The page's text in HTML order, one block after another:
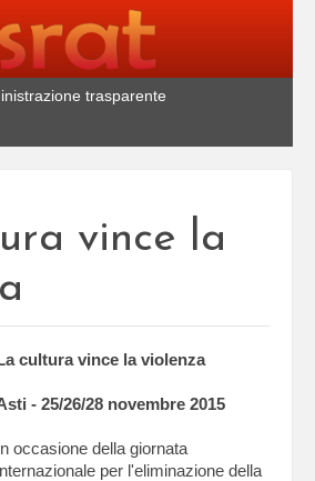
trasparente
vince la
cultura vince la violenza
- 25/26/28 novembre 2015
occasione della giornata
per l'eliminazione della